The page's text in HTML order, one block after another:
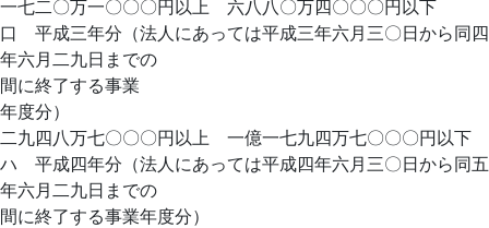
一七二〇万一〇〇〇円以上 六八八〇万四〇〇〇円以下
口 平成三年分（法人にあっては平成三年六月三〇日から同四
年六月二九日までの
間に終了する事業
年度分）
二九四八万七〇〇〇円以上 一億一七九四万七〇〇〇円以下
ハ 平成四年分（法人にあっては平成四年六月三〇日から同五
年六月二九日までの
間に終了する事業年度分）